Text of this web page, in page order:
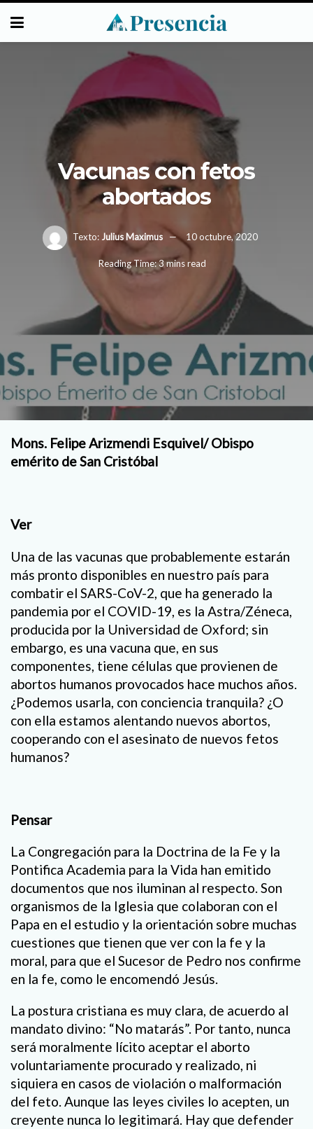
Vacunas con fetos
abortados
Texto: Julius Maximus 10 octubre, 2020
Reading Time: 3 mins read
Mons. Felipe Arizmendi Esquivel/ Obispo
emérito de San Cristóbal
Ver
Una de las vacunas que probablemente estarán
más pronto disponibles en nuestro país para
combatir el SARS-CoV-2, que ha generado la
pandemia por el COVID-19, es la Astra/Zéneca,
producida por la Universidad de Oxford; sin
embargo, es una vacuna que, en sus
componentes, tiene células que provienen de
abortos humanos provocados hace muchos años.
¿Podemos usarla, con conciencia tranquila? ¿O
con ella estamos alentando nuevos abortos,
cooperando con el asesinato de nuevos fetos
humanos?
Pensar
La Congregación para la Doctrina de la Fe y la
Pontifica Academia para la Vida han emitido
documentos que nos iluminan al respecto. Son
organismos de la Iglesia que colaboran con el
Papa en el estudio y la orientación sobre muchas
cuestiones que tienen que ver con la fe y la
moral, para que el Sucesor de Pedro nos confirme
en la fe, como le encomendó Jesús.
La postura cristiana es muy clara, de acuerdo al
mandato divino: “No matarás”. Por tanto, nunca
será moralmente lícito aceptar el aborto
voluntariamente procurado y realizado, ni
siquiera en casos de violación o malformación
del feto. Aunque las leyes civiles lo acepten, un
creyente nunca lo legitimará. Hay que defender